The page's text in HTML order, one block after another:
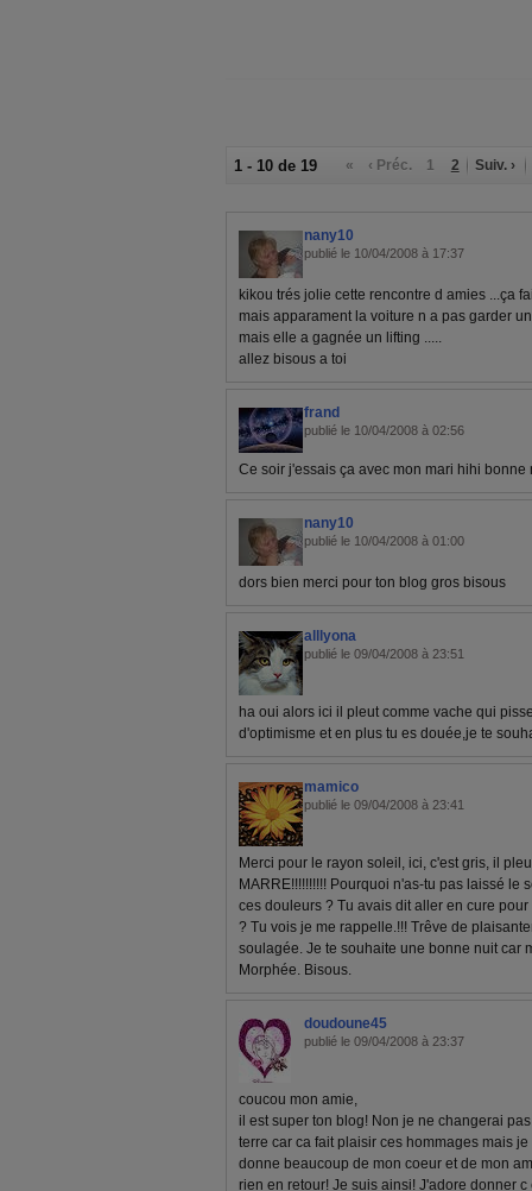
1 - 10 de 19 « ‹ Préc. 1 2 Suiv. ›
nany10
publié le 10/04/2008 à 17:37
kikou trés jolie cette rencontre d amies ...ça
mais apparament la voiture n a pas garder
mais elle a gagnée un lifting .....
allez bisous a toi
frand
publié le 10/04/2008 à 02:56
Ce soir j'essais ça avec mon mari hihi bonne
nany10
publié le 10/04/2008 à 01:00
dors bien merci pour ton blog gros bisous
alllyona
publié le 09/04/2008 à 23:51
ha oui alors ici il pleut comme vache qui
d'optimisme et en plus tu es douée,je te
mamico
publié le 09/04/2008 à 23:41
Merci pour le rayon soleil, ici, c'est gris, il
MARRE!!!!!!!!!! Pourquoi n'as-tu pas laissé le
ces douleurs ? Tu avais dit aller en cure
? Tu vois je me rappelle.!!! Trêve de
soulagée. Je te souhaite une bonne nuit car
Morphée. Bisous.
doudoune45
publié le 09/04/2008 à 23:37
coucou mon amie,
il est super ton blog! Non je ne changerai
terre car ca fait plaisir ces hommages mais
donne beaucoup de mon coeur et de mon
rien en retour! Je suis ainsi! J'adore donner